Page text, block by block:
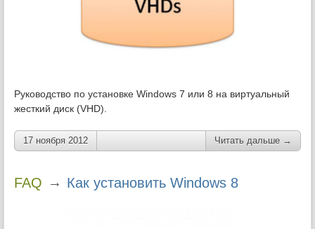
Руководство по установке Windows 7 или 8 на виртуальный
жесткий диск (VHD).
17 ноября 2012 Читать дальше →
FAQ → Как установить Windows 8